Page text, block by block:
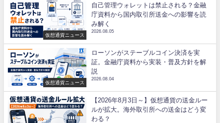
仮想通貨ニュース
自己管理ウォレットは禁止される？金融
庁資料から国内取引所送金への影響を読
み解く
2026.08.05
仮想通貨ニュース
ローソンがステーブルコイン決済を実
証。金融庁資料から実装・普及方針を解
説
2026.08.04
【2026年8月3日～】仮想通貨の送金ルー
ルが拡大。海外取引所への送金はどう変
わる？